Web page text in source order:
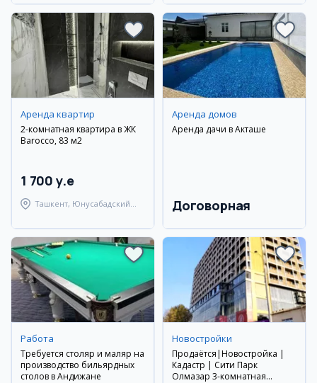
Аренда квартир
2-комнатная квартира в ЖК
Barocco, 83 м2
1 700 y.e
Ташкент, Юнусабадский
Аренда домов
Аренда дачи в Акташе
Договорная
Работа
Требуется столяр и маляр на
производство бильярдных
столов в Андижане
Новостройки
Продаётся|Новостройка |
Кадастр | Сити Парк
Олмазар 3-комнатная